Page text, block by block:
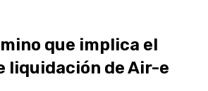
que implica el
liquidación de Air-e